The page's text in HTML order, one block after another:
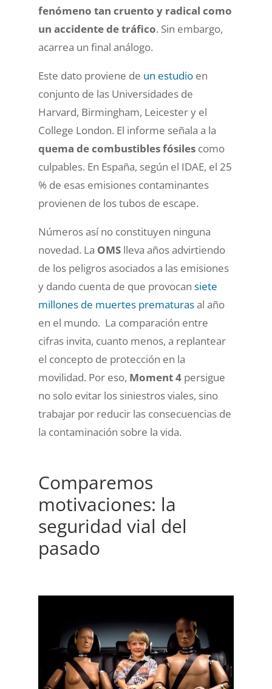
fenómeno tan cruento y radical como
un accidente de tráfico. Sin embargo,
acarrea un final análogo.
Este dato proviene de un estudioen
conjunto de las Universidades de
Harvard, Birmingham, Leicester y el
College London. El informe señala a la
quema de combustibles fósilescomo
culpables. En España, según el IDAE, el 25
% de esas emisiones contaminantes
provienen de los tubos de escape.
Números así no constituyen ninguna
novedad. La OMSlleva años advirtiendo
de los peligros asociados a las emisiones
y dando cuenta de que provocan siete
millones de muertes prematurasal año
en el mundo. La comparación entre
cifras invita, cuanto menos, a replantear
el concepto de protección en la
movilidad. Por eso, Moment 4persigue
no solo evitar los siniestros viales, sino
trabajar por reducir las consecuencias de
la contaminación sobre la vida.
Comparemos
motivaciones: la
seguridad vial del
pasado